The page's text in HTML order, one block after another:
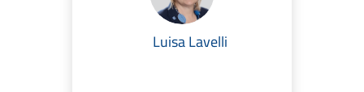
Luisa Lavelli